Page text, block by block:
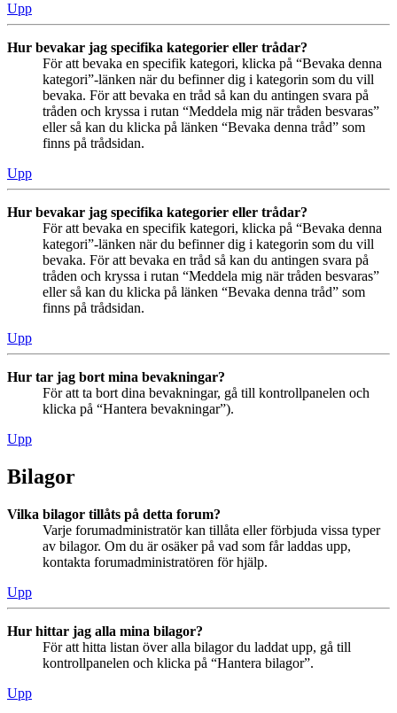
Upp
Hur bevakar jag specifika kategorier eller trådar?
För att bevaka en specifik kategori, klicka på “Bevaka denna
kategori”-länken när du befinner dig i kategorin som du vill
bevaka. För att bevaka en tråd så kan du antingen svara på
tråden och kryssa i rutan “Meddela mig när tråden besvaras”
eller så kan du klicka på länken “Bevaka denna tråd” som
finns på trådsidan.
Upp
Hur bevakar jag specifika kategorier eller trådar?
För att bevaka en specifik kategori, klicka på “Bevaka denna
kategori”-länken när du befinner dig i kategorin som du vill
bevaka. För att bevaka en tråd så kan du antingen svara på
tråden och kryssa i rutan “Meddela mig när tråden besvaras”
eller så kan du klicka på länken “Bevaka denna tråd” som
finns på trådsidan.
Upp
Hur tar jag bort mina bevakningar?
För att ta bort dina bevakningar, gå till kontrollpanelen och
klicka på “Hantera bevakningar”).
Upp
Bilagor
Vilka bilagor tillåts på detta forum?
Varje forumadministratör kan tillåta eller förbjuda vissa typer
av bilagor. Om du är osäker på vad som får laddas upp,
kontakta forumadministratören för hjälp.
Upp
Hur hittar jag alla mina bilagor?
För att hitta listan över alla bilagor du laddat upp, gå till
kontrollpanelen och klicka på “Hantera bilagor”.
Upp